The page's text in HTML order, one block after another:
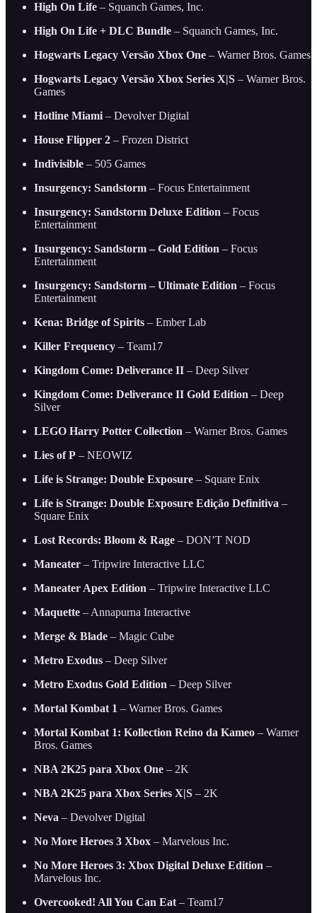
High On Life – Squanch Games, Inc.
High On Life + DLC Bundle – Squanch Games, Inc.
Hogwarts Legacy Versão Xbox One – Warner Bros. Games
Hogwarts Legacy Versão Xbox Series X|S – Warner Bros.
Games
Hotline Miami – Devolver Digital
House Flipper 2 – Frozen District
Indivisible – 505 Games
Insurgency: Sandstorm – Focus Entertainment
Insurgency: Sandstorm Deluxe Edition – Focus
Entertainment
Insurgency: Sandstorm – Gold Edition – Focus
Entertainment
Insurgency: Sandstorm – Ultimate Edition – Focus
Entertainment
Kena: Bridge of Spirits – Ember Lab
Killer Frequency – Team17
Kingdom Come: Deliverance II – Deep Silver
Kingdom Come: Deliverance II Gold Edition – Deep
Silver
LEGO Harry Potter Collection – Warner Bros. Games
Lies of P – NEOWIZ
Life is Strange: Double Exposure – Square Enix
Life is Strange: Double Exposure Edição Definitiva –
Square Enix
Lost Records: Bloom & Rage – DON’T NOD
Maneater – Tripwire Interactive LLC
Maneater Apex Edition – Tripwire Interactive LLC
Maquette – Annapurna Interactive
Merge & Blade – Magic Cube
Metro Exodus – Deep Silver
Metro Exodus Gold Edition – Deep Silver
Mortal Kombat 1 – Warner Bros. Games
Mortal Kombat 1: Kollection Reino da Kameo – Warner
Bros. Games
NBA 2K25 para Xbox One – 2K
NBA 2K25 para Xbox Series X|S – 2K
Neva – Devolver Digital
No More Heroes 3 Xbox – Marvelous Inc.
No More Heroes 3: Xbox Digital Deluxe Edition –
Marvelous Inc.
Overcooked! All You Can Eat – Team17